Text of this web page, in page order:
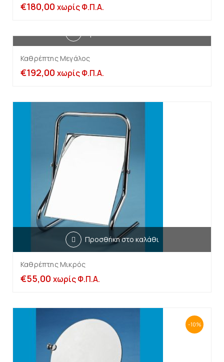
€180,00 χωρίς Φ.Π.Α.
Καθρέπτης Μεγάλος
€192,00 χωρίς Φ.Π.Α.
Προσθήκη στο καλάθι
Καθρέπτης Μικρός
€55,00 χωρίς Φ.Π.Α.
-10%